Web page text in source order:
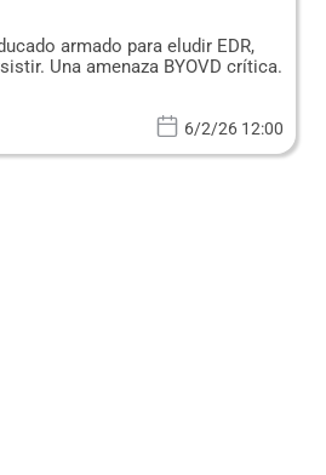
armado para eludir EDR,
Una amenaza BYOVD crítica.
6/2/26 12:00